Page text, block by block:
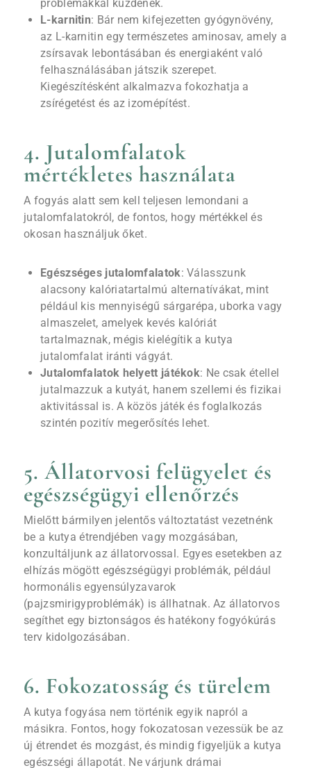
problémákkal küzdenek.
L-karnitin: Bár nem kifejezetten gyógynövény,
az L-karnitin egy természetes aminosav, amely a
zsírsavak lebontásában és energiaként való
felhasználásában játszik szerepet.
Kiegészítésként alkalmazva fokozhatja a
zsírégetést és az izomépítést.
4. Jutalomfalatok
mértékletes használata
A fogyás alatt sem kell teljesen lemondani a
jutalomfalatokról, de fontos, hogy mértékkel és
okosan használjuk őket.
Egészséges jutalomfalatok: Válasszunk
alacsony kalóriatartalmú alternatívákat, mint
például kis mennyiségű sárgarépa, uborka vagy
almaszelet, amelyek kevés kalóriát
tartalmaznak, mégis kielégítik a kutya
jutalomfalat iránti vágyát.
Jutalomfalatok helyett játékok: Ne csak étellel
jutalmazzuk a kutyát, hanem szellemi és fizikai
aktivitással is. A közös játék és foglalkozás
szintén pozitív megerősítés lehet.
5. Állatorvosi felügyelet és
egészségügyi ellenőrzés
Mielőtt bármilyen jelentős változtatást vezetnénk
be a kutya étrendjében vagy mozgásában,
konzultáljunk az állatorvossal. Egyes esetekben az
elhízás mögött egészségügyi problémák, például
hormonális egyensúlyzavarok
(pajzsmirigyproblémák) is állhatnak. Az állatorvos
segíthet egy biztonságos és hatékony fogyókúrás
terv kidolgozásában.
6. Fokozatosság és türelem
A kutya fogyása nem történik egyik napról a
másikra. Fontos, hogy fokozatosan vezessük be az
új étrendet és mozgást, és mindig figyeljük a kutya
egészségi állapotát. Ne várjunk drámai